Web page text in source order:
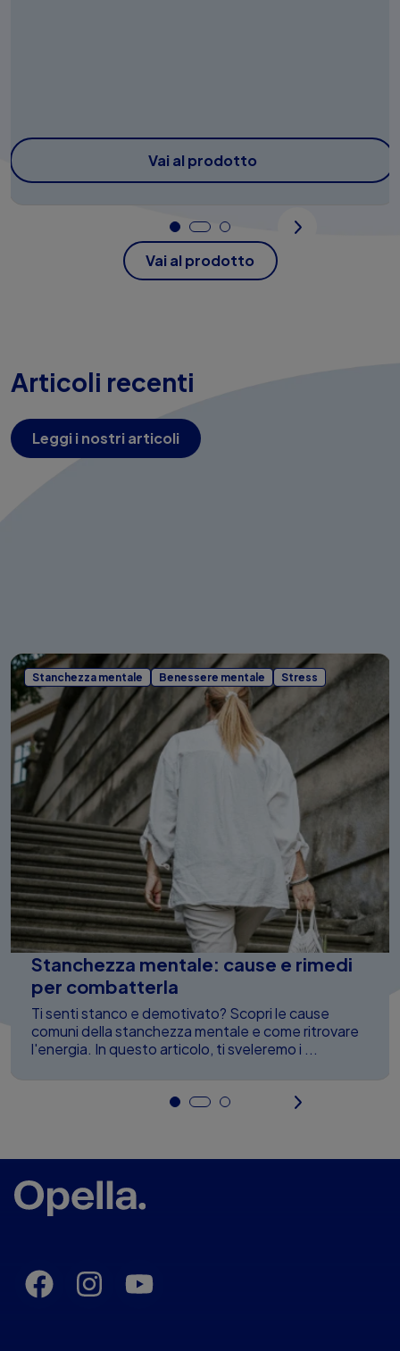
Vai al prodotto
Vai al prodotto
Articoli recenti
Leggi i nostri articoli
Stanchezza mentale Benessere mentale Stress
Stanchezza mentale: cause e rimedi
per combatterla
Ti senti stanco e demotivato? Scopri le cause
comuni della stanchezza mentale e come ritrovare
l'energia. In questo articolo, ti sveleremo i ...